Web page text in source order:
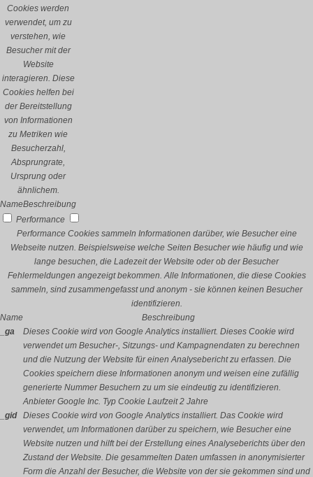
Cookies werden
verwendet, um zu
verstehen, wie
Besucher mit der
Website
interagieren. Diese
Cookies helfen bei
der Bereitstellung
von Informationen
zu Metriken wie
Besucherzahl,
Absprungrate,
Ursprung oder
ähnlichem.
NameBeschreibung
Performance
Performance Cookies sammeln Informationen darüber, wie Besucher eine
Webseite nutzen. Beispielsweise welche Seiten Besucher wie häufig und wie
lange besuchen, die Ladezeit der Website oder ob der Besucher
Fehlermeldungen angezeigt bekommen. Alle Informationen, die diese Cookies
sammeln, sind zusammengefasst und anonym - sie können keinen Besucher
identifizieren.
Name
Beschreibung
_ga
Dieses Cookie wird von Google Analytics installiert. Dieses Cookie wird
verwendet um Besucher-, Sitzungs- und Kampagnendaten zu berechnen
und die Nutzung der Website für einen Analysebericht zu erfassen. Die
Cookies speichern diese Informationen anonym und weisen eine zufällig
generierte Nummer Besuchern zu um sie eindeutig zu identifizieren.
Anbieter Google Inc. Typ Cookie Laufzeit 2 Jahre
_gid
Dieses Cookie wird von Google Analytics installiert. Das Cookie wird
verwendet, um Informationen darüber zu speichern, wie Besucher eine
Website nutzen und hilft bei der Erstellung eines Analyseberichts über den
Zustand der Website. Die gesammelten Daten umfassen in anonymisierter
Form die Anzahl der Besucher, die Website von der sie gekommen sind und